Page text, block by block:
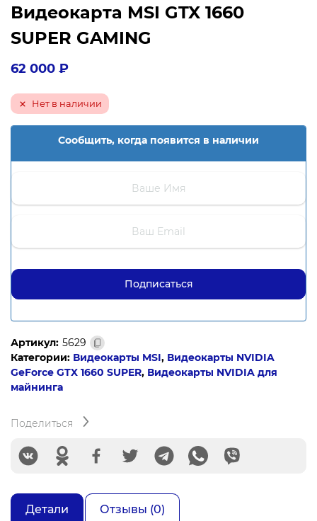
Видеокарта MSI GTX 1660
SUPER GAMING
62 000 ₽
Нет в наличии
Сообщить, когда появится в наличии
Артикул: 5629
Категории: Видеокарты MSI, Видеокарты NVIDIA
GeForce GTX 1660 SUPER, Видеокарты NVIDIA для
майнинга
Поделиться
Детали Отзывы (0)